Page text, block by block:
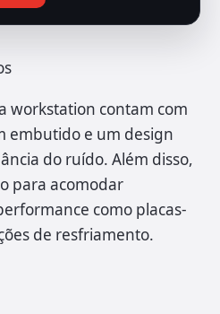
workstation contam com
embutido e um design
do ruído. Além disso,
para acomodar
como placas-
de resfriamento.